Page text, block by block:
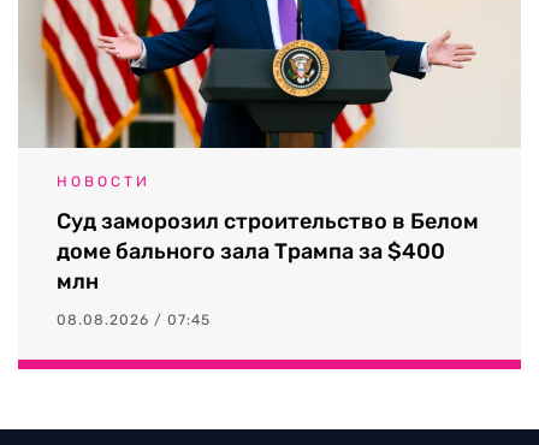
НОВОСТИ
Суд заморозил строительство в Белом
доме бального зала Трампа за $400
млн
08.08.2026 / 07:45